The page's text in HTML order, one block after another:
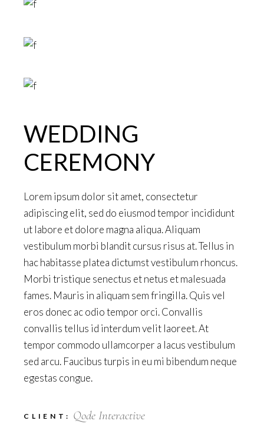
WEDDING
CEREMONY
Lorem ipsum dolor sit amet, consectetur
adipiscing elit, sed do eiusmod tempor incididunt
ut labore et dolore magna aliqua. Aliquam
vestibulum morbi blandit cursus risus at. Tellus in
hac habitasse platea dictumst vestibulum rhoncus.
Morbi tristique senectus et netus et malesuada
fames. Mauris in aliquam sem fringilla. Quis vel
eros donec ac odio tempor orci. Convallis
convallis tellus id interdum velit laoreet. At
tempor commodo ullamcorper a lacus vestibulum
sed arcu. Faucibus turpis in eu mi bibendum neque
egestas congue.
CLIENT: Qode Interactive